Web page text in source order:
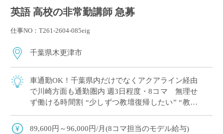
英語 高校の非常勤講師 急募
仕事NO：T261-2604-085eig
千葉県木更津市
車通勤OK！千葉県内だけでなくアクアライン経由
で川崎方面も通勤圏内 週3日程度・8コマ 無理せ
ず働ける時間割 “少しずつ教壇復帰したい” “教員
89,600円～96,000円/月(8コマ担当のモデル給与)